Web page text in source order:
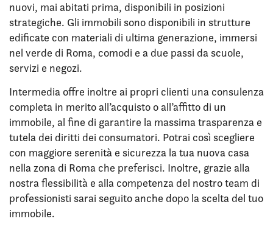
nuovi, mai abitati prima, disponibili in posizioni
strategiche. Gli immobili sono disponibili in strutture
edificate con materiali di ultima generazione, immersi
nel verde di Roma, comodi e a due passi da scuole,
servizi e negozi.
Intermedia offre inoltre ai propri clienti una consulenza
completa in merito all’acquisto o all’affitto di un
immobile, al fine di garantire la massima trasparenza e
tutela dei diritti dei consumatori. Potrai così scegliere
con maggiore serenità e sicurezza la tua nuova casa
nella zona di Roma che preferisci. Inoltre, grazie alla
nostra flessibilità e alla competenza del nostro team di
professionisti sarai seguito anche dopo la scelta del tuo
immobile.